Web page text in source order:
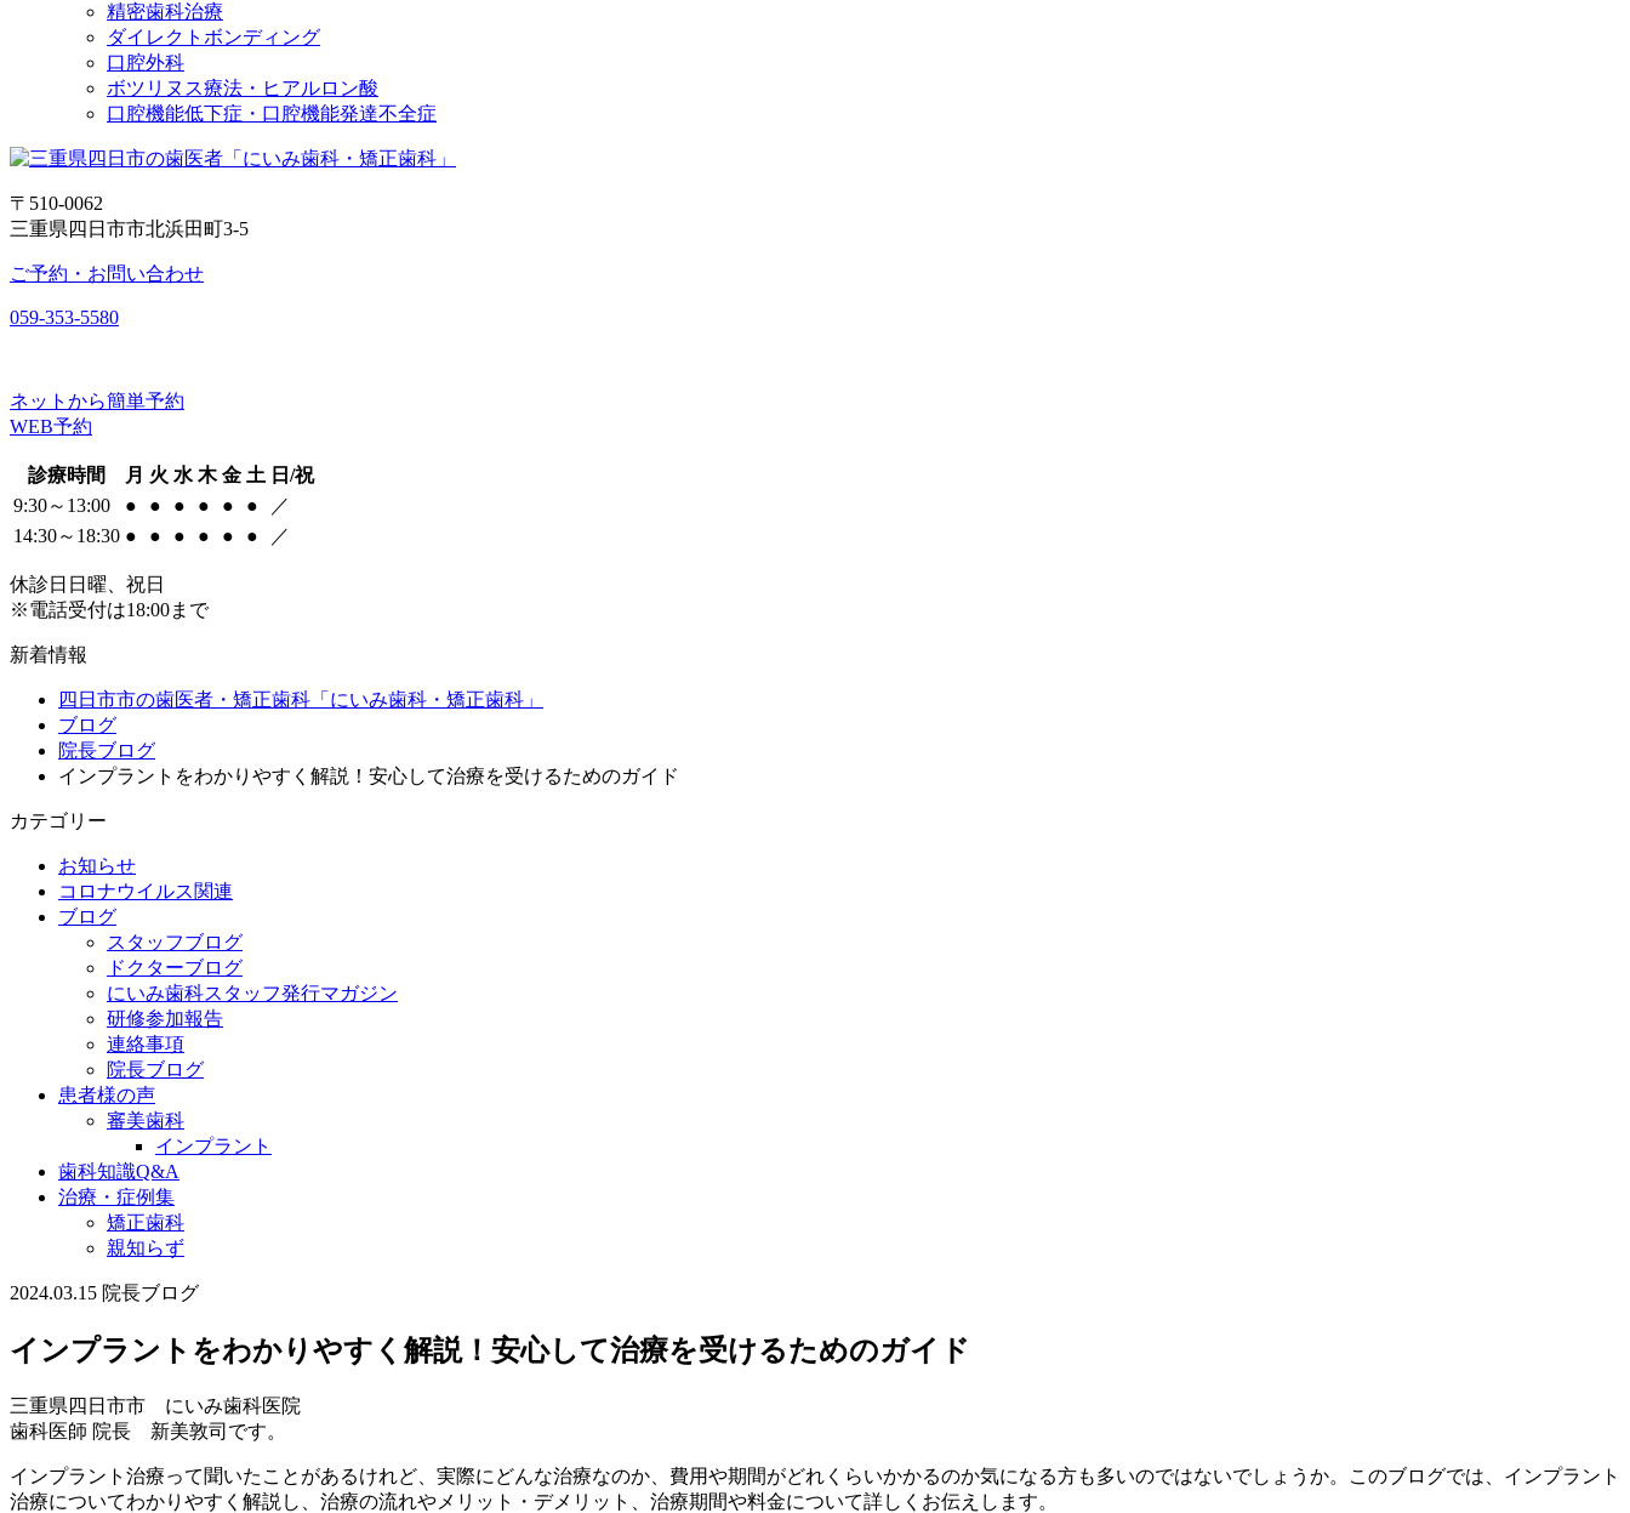
精密歯科治療
ダイレクトボンディング
口腔外科
ボツリヌス療法・ヒアルロン酸
口腔機能低下症・口腔機能発達不全症
〒510-0062
三重県四日市市北浜田町3-5
ご予約・お問い合わせ
059-353-5580
ネットから簡単予約
WEB予約
診療時間 月 火 水 木 金 土 日/祝
9:30～13:00
● ● ● ● ● ●
／
14:30～18:30 ● ● ● ● ● ● ／
休診日 日曜、祝日
※電話受付は18:00まで
新着情報
四日市市の歯医者・矯正歯科「にいみ歯科・矯正歯科」
ブログ
院長ブログ
インプラントをわかりやすく解説！安心して治療を受けるためのガイド
カテゴリー
お知らせ
コロナウイルス関連
ブログ
スタッフブログ
ドクターブログ
にいみ歯科スタッフ発行マガジン
研修参加報告
連絡事項
院長ブログ
患者様の声
審美歯科
インプラント
歯科知識Q&A
治療・症例集
矯正歯科
親知らず
2024.03.15 院長ブログ
インプラントをわかりやすく解説！安心して治療を受けるためのガイド
三重県四日市市 にいみ歯科医院
歯科医師 院長 新美敦司です。
インプラント治療って聞いたことがあるけれど、実際にどんな治療なのか、費用や期間がどれくらいかかるのか気になる方も多いのではないでしょうか。このブログでは、インプラント
治療についてわかりやすく解説し、治療の流れやメリット・デメリット、治療期間や料金について詳しくお伝えします。